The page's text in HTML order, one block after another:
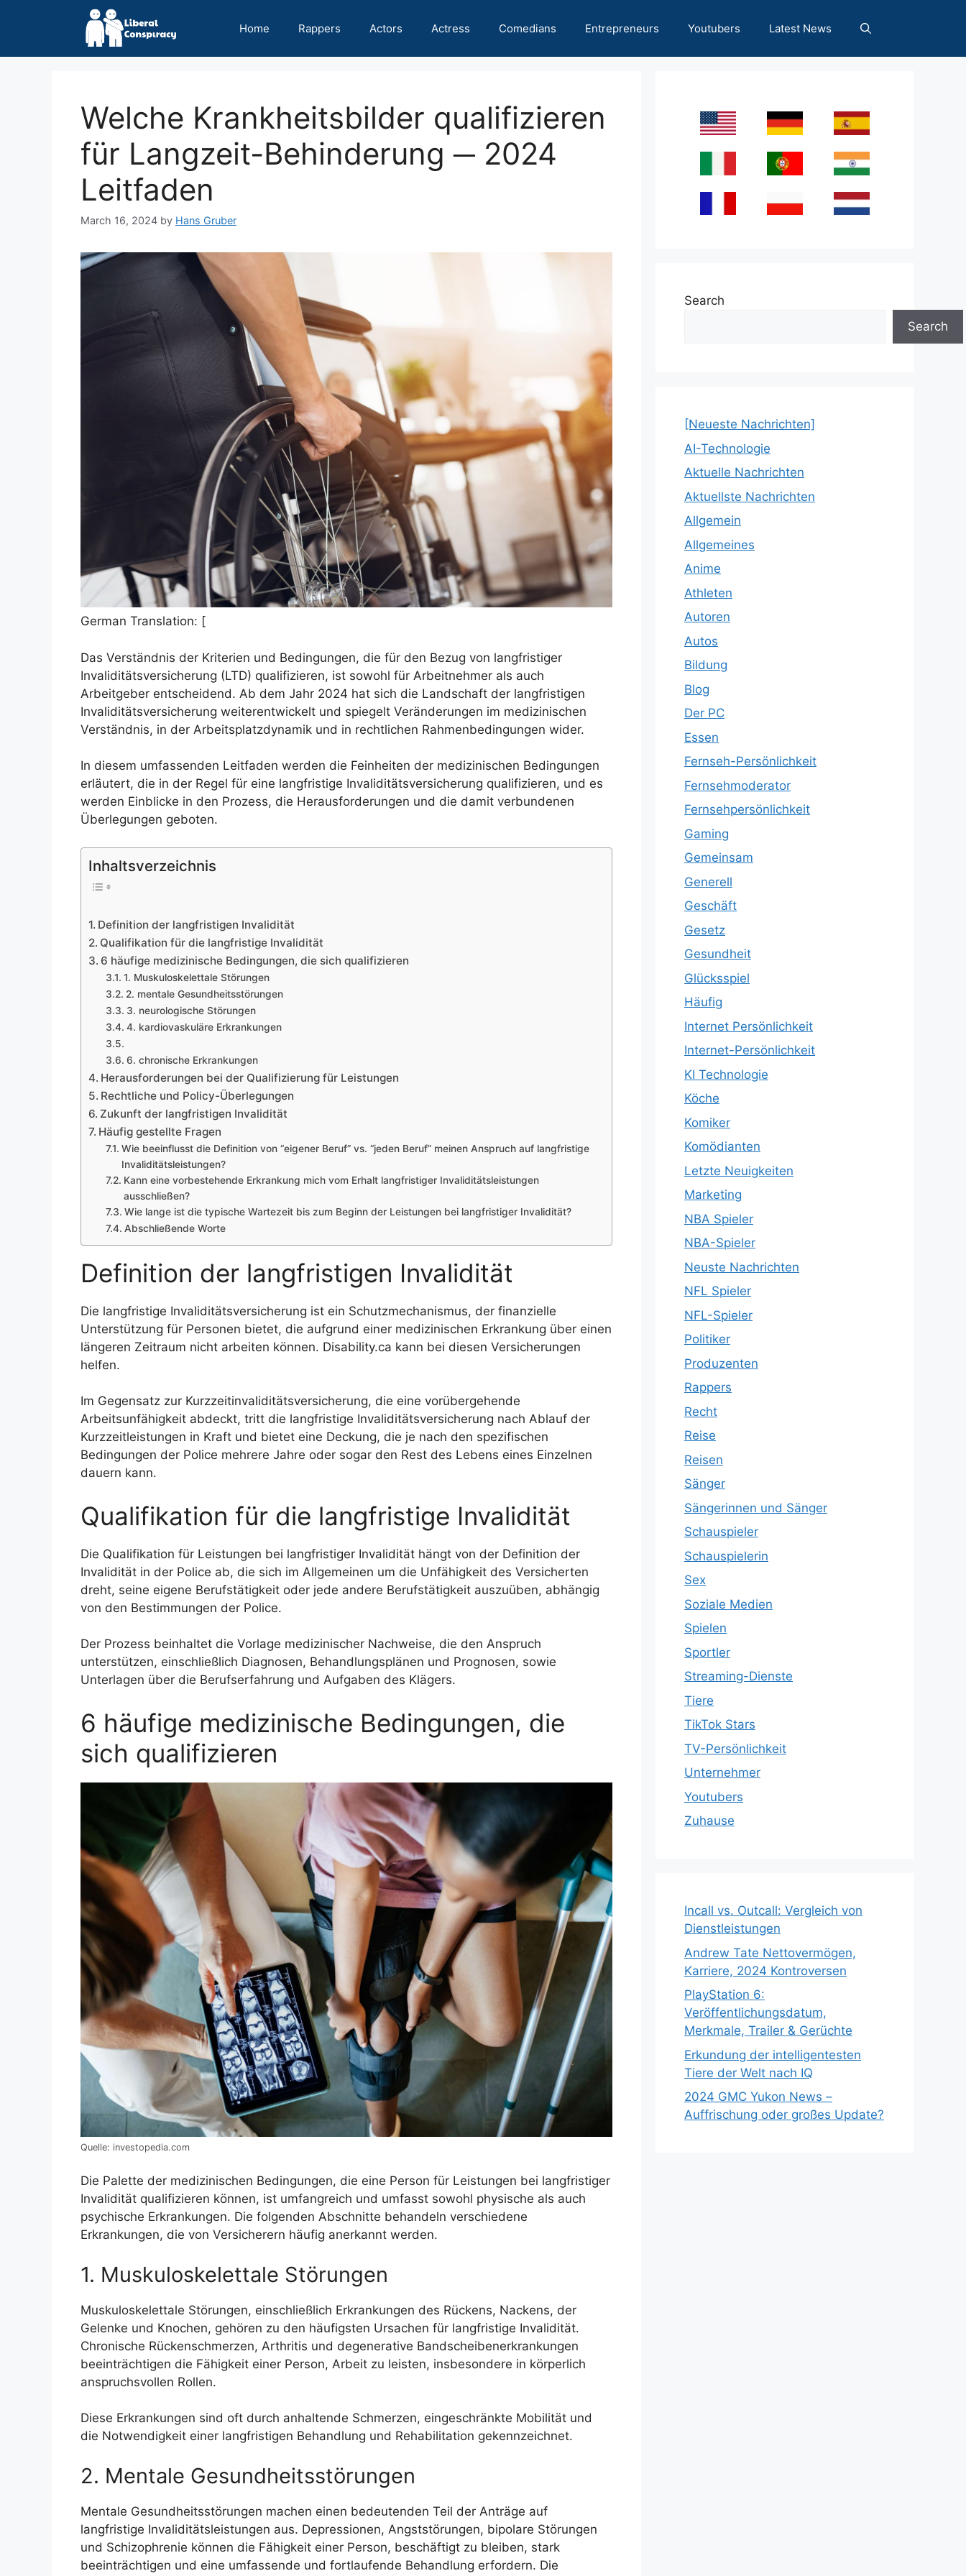
Home Rappers Actors Actress Comedians Entrepreneurs Youtubers Latest News
Welche Krankheitsbilder qualifizieren
für Langzeit-Behinderung ─ 2024
Leitfaden
March 16, 2024 by Hans Gruber
German Translation: [
Das Verständnis der Kriterien und Bedingungen, die für den Bezug von langfristiger
Invaliditätsversicherung (LTD) qualifizieren, ist sowohl für Arbeitnehmer als auch
Arbeitgeber entscheidend. Ab dem Jahr 2024 hat sich die Landschaft der langfristigen
Invaliditätsversicherung weiterentwickelt und spiegelt Veränderungen im medizinischen
Verständnis, in der Arbeitsplatzdynamik und in rechtlichen Rahmenbedingungen wider.
In diesem umfassenden Leitfaden werden die Feinheiten der medizinischen Bedingungen
erläutert, die in der Regel für eine langfristige Invaliditätsversicherung qualifizieren, und es
werden Einblicke in den Prozess, die Herausforderungen und die damit verbundenen
Überlegungen geboten.
Inhaltsverzeichnis
Definition der langfristigen Invalidität
Qualifikation für die langfristige Invalidität
6 häufige medizinische Bedingungen, die sich qualifizieren
1. Muskuloskelettale Störungen
2. mentale Gesundheitsstörungen
3. neurologische Störungen
4. kardiovaskuläre Erkrankungen
6. chronische Erkrankungen
Herausforderungen bei der Qualifizierung für Leistungen
Rechtliche und Policy-Überlegungen
Zukunft der langfristigen Invalidität
Häufig gestellte Fragen
Wie beeinflusst die Definition von “eigener Beruf” vs. “jeden Beruf” meinen Anspruch auf langfristige
Invaliditätsleistungen?
Kann eine vorbestehende Erkrankung mich vom Erhalt langfristiger Invaliditätsleistungen
ausschließen?
Wie lange ist die typische Wartezeit bis zum Beginn der Leistungen bei langfristiger Invalidität?
Abschließende Worte
Definition der langfristigen Invalidität
Die langfristige Invaliditätsversicherung ist ein Schutzmechanismus, der finanzielle
Unterstützung für Personen bietet, die aufgrund einer medizinischen Erkrankung über einen
längeren Zeitraum nicht arbeiten können. Disability.ca kann bei diesen Versicherungen
helfen.
Im Gegensatz zur Kurzzeitinvaliditätsversicherung, die eine vorübergehende
Arbeitsunfähigkeit abdeckt, tritt die langfristige Invaliditätsversicherung nach Ablauf der
Kurzzeitleistungen in Kraft und bietet eine Deckung, die je nach den spezifischen
Bedingungen der Police mehrere Jahre oder sogar den Rest des Lebens eines Einzelnen
dauern kann.
Qualifikation für die langfristige Invalidität
Die Qualifikation für Leistungen bei langfristiger Invalidität hängt von der Definition der
Invalidität in der Police ab, die sich im Allgemeinen um die Unfähigkeit des Versicherten
dreht, seine eigene Berufstätigkeit oder jede andere Berufstätigkeit auszuüben, abhängig
von den Bestimmungen der Police.
Der Prozess beinhaltet die Vorlage medizinischer Nachweise, die den Anspruch
unterstützen, einschließlich Diagnosen, Behandlungsplänen und Prognosen, sowie
Unterlagen über die Berufserfahrung und Aufgaben des Klägers.
6 häufige medizinische Bedingungen, die
sich qualifizieren
Quelle: investopedia.com
Die Palette der medizinischen Bedingungen, die eine Person für Leistungen bei langfristiger
Invalidität qualifizieren können, ist umfangreich und umfasst sowohl physische als auch
psychische Erkrankungen. Die folgenden Abschnitte behandeln verschiedene
Erkrankungen, die von Versicherern häufig anerkannt werden.
1. Muskuloskelettale Störungen
Muskuloskelettale Störungen, einschließlich Erkrankungen des Rückens, Nackens, der
Gelenke und Knochen, gehören zu den häufigsten Ursachen für langfristige Invalidität.
Chronische Rückenschmerzen, Arthritis und degenerative Bandscheibenerkrankungen
beeinträchtigen die Fähigkeit einer Person, Arbeit zu leisten, insbesondere in körperlich
anspruchsvollen Rollen.
Diese Erkrankungen sind oft durch anhaltende Schmerzen, eingeschränkte Mobilität und
die Notwendigkeit einer langfristigen Behandlung und Rehabilitation gekennzeichnet.
2. Mentale Gesundheitsstörungen
Mentale Gesundheitsstörungen machen einen bedeutenden Teil der Anträge auf
langfristige Invaliditätsleistungen aus. Depressionen, Angststörungen, bipolare Störungen
und Schizophrenie können die Fähigkeit einer Person, beschäftigt zu bleiben, stark
beeinträchtigen und eine umfassende und fortlaufende Behandlung erfordern. Die
Search
Search
[Neueste Nachrichten]
AI-Technologie
Aktuelle Nachrichten
Aktuellste Nachrichten
Allgemein
Allgemeines
Anime
Athleten
Autoren
Autos
Bildung
Blog
Der PC
Essen
Fernseh-Persönlichkeit
Fernsehmoderator
Fernsehpersönlichkeit
Gaming
Gemeinsam
Generell
Geschäft
Gesetz
Gesundheit
Glücksspiel
Häufig
Internet Persönlichkeit
Internet-Persönlichkeit
KI Technologie
Köche
Komiker
Komödianten
Letzte Neuigkeiten
Marketing
NBA Spieler
NBA-Spieler
Neuste Nachrichten
NFL Spieler
NFL-Spieler
Politiker
Produzenten
Rappers
Recht
Reise
Reisen
Sänger
Sängerinnen und Sänger
Schauspieler
Schauspielerin
Sex
Soziale Medien
Spielen
Sportler
Streaming-Dienste
Tiere
TikTok Stars
TV-Persönlichkeit
Unternehmer
Youtubers
Zuhause
Incall vs. Outcall: Vergleich von
Dienstleistungen
Andrew Tate Nettovermögen,
Karriere, 2024 Kontroversen
PlayStation 6:
Veröffentlichungsdatum,
Merkmale, Trailer & Gerüchte
Erkundung der intelligentesten
Tiere der Welt nach IQ
2024 GMC Yukon News –
Auffrischung oder großes Update?